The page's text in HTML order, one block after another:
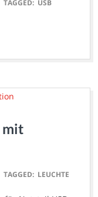
TAGGED: USB
mit
TAGGED: LEUCHTE